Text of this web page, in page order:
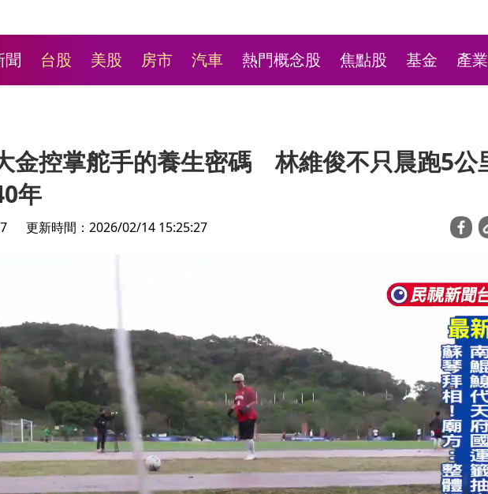
聞 台股 美股 房市 汽車 熱門概念股 焦點股 基金 產
金控掌舵手的養生密碼 林維俊不只晨跑5公
年
更新時間：2026/02/14 15:25:27
冷
反彈行情 站穩季線最重要